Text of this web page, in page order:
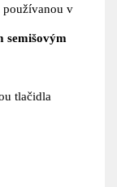
používanou v
semišovým
tlačidla